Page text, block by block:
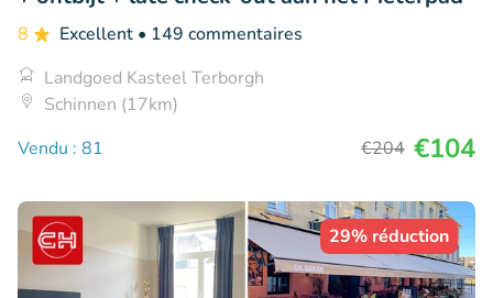
8 Excellent • 149 commentaires
Landgoed Kasteel Terborgh
Schinnen (17km)
Vendu : 81
€204 €104
29% réduction